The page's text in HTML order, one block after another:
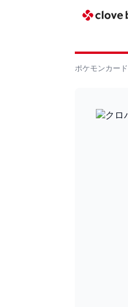
ポケモンカード